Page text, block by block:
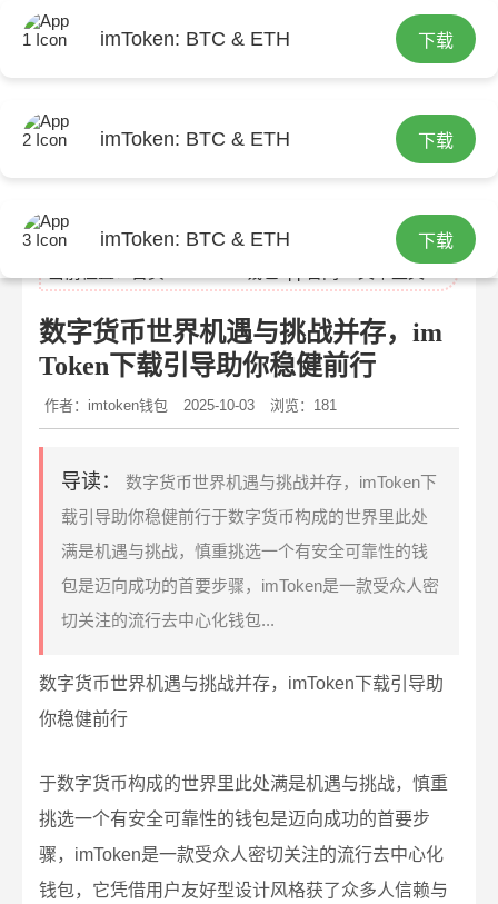
imToken: BTC & ETH 下载
imToken: BTC & ETH 下载
imToken: BTC & ETH 下载
数字货币世界机遇与挑战并存，im
Token下载引导助你稳健前行
作者：imtoken钱包 2025-10-03 浏览：181
导读：
数字货币世界机遇与挑战并存，imToken下
载引导助你稳健前行于数字货币构成的世界里此处
满是机遇与挑战，慎重挑选一个有安全可靠性的钱
包是迈向成功的首要步骤，imToken是一款受众人密
切关注的流行去中心化钱包...
数字货币世界机遇与挑战并存，imToken下载引导助
你稳健前行
于数字货币构成的世界里此处满是机遇与挑战，慎重
挑选一个有安全可靠性的钱包是迈向成功的首要步
骤，imToken是一款受众人密切关注的流行去中心化
钱包，它凭借用户友好型设计风格获了众多人信赖与